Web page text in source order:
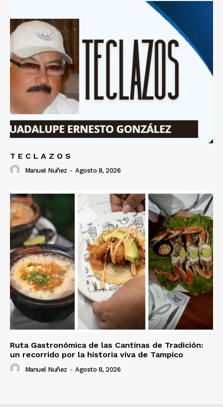
T E C L A Z O S
Manuel Nuñez - Agosto 8, 2026
Ruta Gastronómica de las Cantinas de Tradición:
un recorrido por la historia viva de Tampico
Manuel Nuñez - Agosto 8, 2026